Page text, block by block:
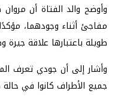
وأوضح والد الفتاة أن
مفاجئ أثناء وجودهما،
طويلة باعتبارها علاقة جيرة
جميع الأطراف كانوا في